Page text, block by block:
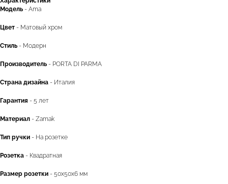
Модель - Ama
Цвет - Матовый хром
Стиль - Модерн
Производитель - PORTA DI PARMA
Страна дизайна - Италия
Гарантия - 5 лет
Материал - Zamak
Тип ручки - На розетке
Розетка - Квадратная
Размер розетки - 50x50x6 мм
двери.23
наши работы